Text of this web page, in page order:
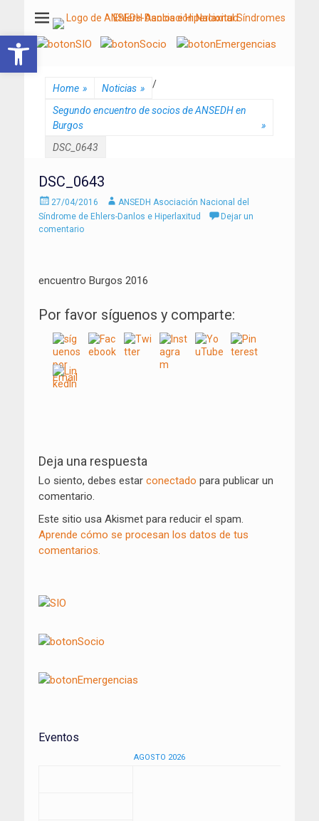
ANSEDH
Asociación Nacional del Síndrome de Ehlers-Danlos e Hiperlaxitud
Home » Noticias » /
Segundo encuentro de socios de ANSEDH en
Burgos
»
DSC_0643
DSC_0643
Enviado
el
27/04/2016 AutorANSEDH Asociación Nacional del
Síndrome de Ehlers-Danlos e Hiperlaxitud
Dejar un
comentario
encuentro Burgos 2016
Por favor síguenos y comparte:
de
entradas
Deja una respuesta
Lo siento, debes estar conectado para publicar un
comentario.
Este sitio usa Akismet para reducir el spam.
Aprende cómo se procesan los datos de tus
comentarios.
Eventos
AGOSTO 2026
Abrir barra de herramientas